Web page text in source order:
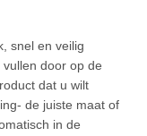
snel en veilig
door op de
dat u wilt
de juiste maat of
in de